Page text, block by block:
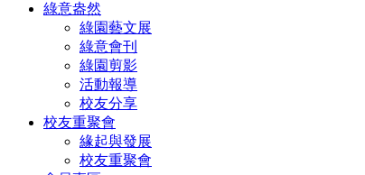
綠意盎然
綠園藝文展
綠意會刊
綠園剪影
活動報導
校友分享
校友重聚會
緣起與發展
校友重聚會